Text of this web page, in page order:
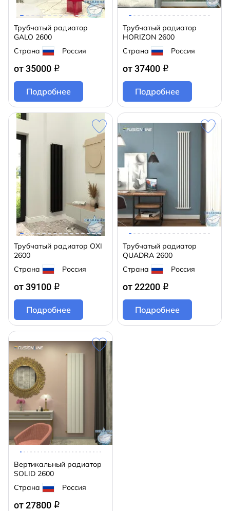
Трубчатый радиатор
GALO 2600
Страна
Россия
от 35000 q
Подробнее
Трубчатый радиатор
HORIZON 2600
Страна
Россия
от 37400 q
Подробнее
Трубчатый радиатор OXI
2600
Страна
Россия
от 39100 q
Подробнее
Трубчатый радиатор
QUADRA 2600
Страна
Россия
от 22200 q
Подробнее
Вертикальный радиатор
SOLID 2600
Страна
Россия
от 27800 q